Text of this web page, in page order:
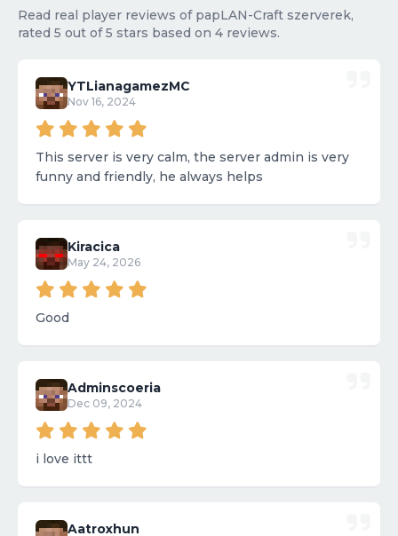
Read real player reviews of papLAN-Craft szerverek,
rated 5 out of 5 stars based on 4 reviews.
YTLianagamezMC
Nov 16, 2024
This server is very calm, the server admin is very
funny and friendly, he always helps
Kiracica
May 24, 2026
Good
Adminscoeria
Dec 09, 2024
i love ittt
Aatroxhun